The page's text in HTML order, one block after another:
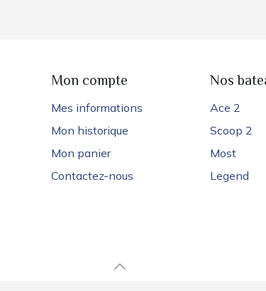
Mon compte
Mes informations
Mon historique
Mon panier
Contactez-nous
Nos
Ace 2
Scoop 2
Most
Legend